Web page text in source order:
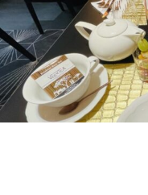
ス
キ
ッ
プ